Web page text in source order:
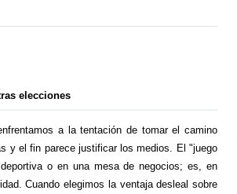
elecciones
a la tentación de tomar el camino
y el fin parece justificar los medios. El "juego
o en una mesa de negocios; es, en
Cuando elegimos la ventaja desleal sobre